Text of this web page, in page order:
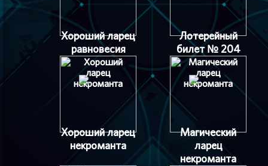
Хороший ларец
равновесия
Лотерейный
билет № 204
Хороший ларец
некроманта
Магический
ларец
некроманта